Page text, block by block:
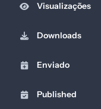
Visualizações
Downloads
Enviado
Published